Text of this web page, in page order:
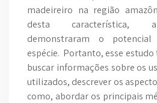
madeireiro na região
desta característica,
demonstraram o potencial
espécie. Portanto, esse
buscar informações sobre os
utilizados, descrever os
como, abordar os principais